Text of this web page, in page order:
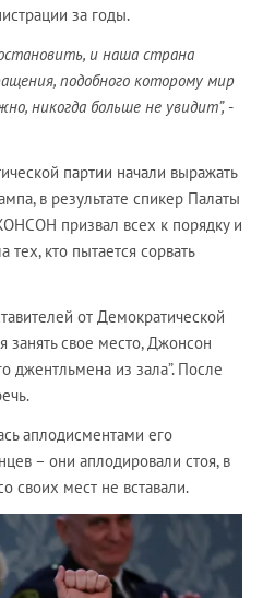
за годы.
и наша страна
подобного которому мир
никогда больше не увидит”, -
партии начали выражать
в результате спикер Палаты
призвал всех к порядку и
тех, кто пытается сорвать
от Демократической
занять свое место, Джонсон
джентльмена из зала”. После
аплодисментами его
– они аплодировали стоя, в
своих мест не вставали.